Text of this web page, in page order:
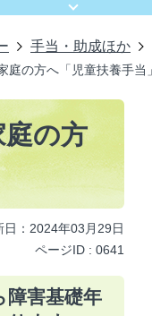
索
手当・助成ほか
庭の方へ「児童扶養手当
の方
日：2024年03月29日
ページID : 0641
障害基礎年